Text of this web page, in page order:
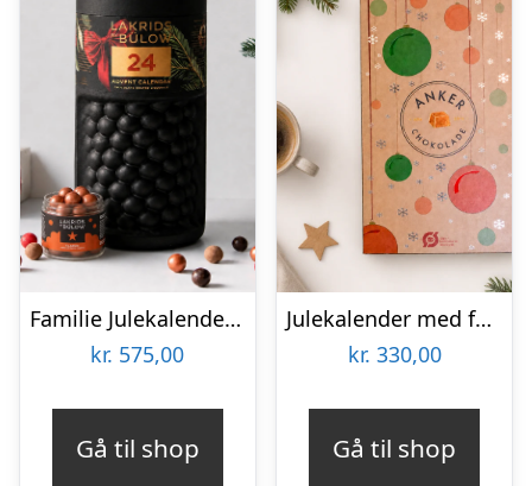
Familie Julekalender 2026 fra Lakrids by Bülow inkl. gratis Classic lakrids (værdi 99,-)
kr. 575,00
Gå til shop
Julekalender med fyldte chokolader fra Anker Chokolade
kr. 330,00
Gå til shop